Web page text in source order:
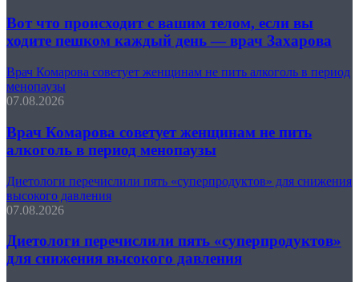
Вот что происходит с вашим телом, если вы
ходите пешком каждый день — врач Захарова
Врач Комарова советует женщинам не пить алкоголь в период
менопаузы
07.08.2026
Врач Комарова советует женщинам не пить
алкоголь в период менопаузы
Диетологи перечислили пять «суперпродуктов» для снижения
высокого давления
07.08.2026
Диетологи перечислили пять «суперпродуктов»
для снижения высокого давления